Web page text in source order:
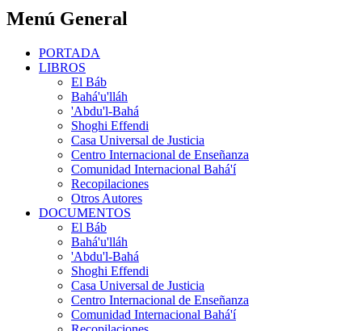
Menú General
PORTADA
LIBROS
El Báb
Bahá'u'lláh
'Abdu'l-Bahá
Shoghi Effendi
Casa Universal de Justicia
Centro Internacional de Enseñanza
Comunidad Internacional Bahá'í
Recopilaciones
Otros Autores
DOCUMENTOS
El Báb
Bahá'u'lláh
'Abdu'l-Bahá
Shoghi Effendi
Casa Universal de Justicia
Centro Internacional de Enseñanza
Comunidad Internacional Bahá'í